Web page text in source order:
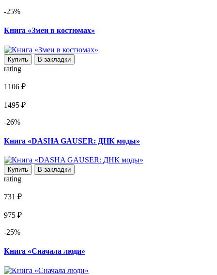
-25%
Книга «Змеи в костюмах»
Купить В закладки
rating
1106 ₽
1495 ₽
-26%
Книга «DASHA GAUSER: ДНК моды»
Купить В закладки
rating
731 ₽
975 ₽
-25%
Книга «Сначала люди»